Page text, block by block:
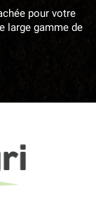
pour votre
large gamme de